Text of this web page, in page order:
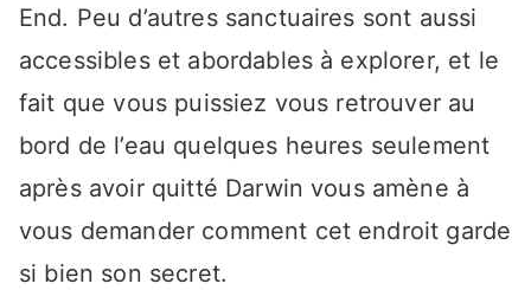
End. Peu d’autres sanctuaires sont aussi
accessibles et abordables à explorer, et le
fait que vous puissiez vous retrouver au
bord de l’eau quelques heures seulement
après avoir quitté Darwin vous amène à
vous demander comment cet endroit garde
si bien son secret.